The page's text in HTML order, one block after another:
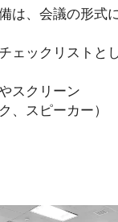
は、会議の形式
ェックリストと
スクリーン
、スピーカー）